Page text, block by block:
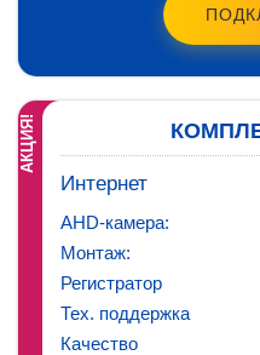
АКЦИЯ!
Интернет
AHD-камера:
Монтаж:
Регистратор
Тех. поддержка
Качество